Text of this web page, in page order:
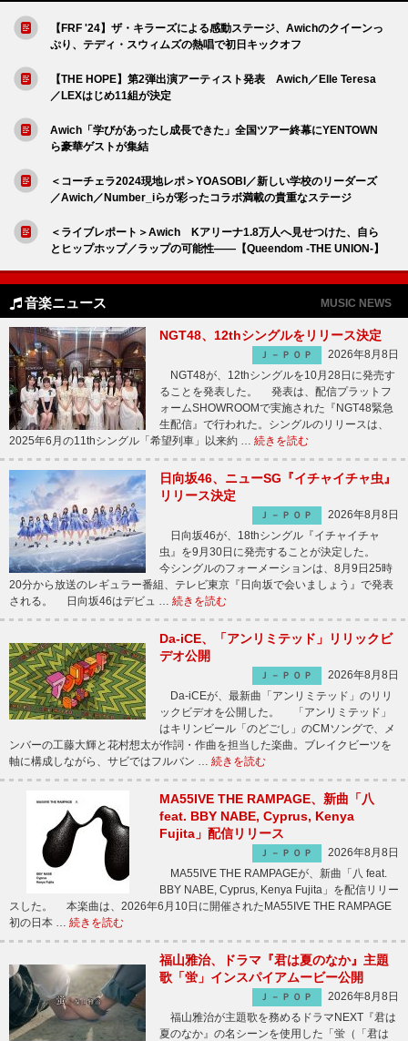
【FRF '24】ザ・キラーズによる感動ステージ、Awichのクイーンっ
ぷり、テディ・スウィムズの熱唱で初日キックオフ
【THE HOPE】第2弾出演アーティスト発表 Awich／Elle Teresa
／LEXはじめ11組が決定
Awich「学びがあったし成長できた」全国ツアー終幕にYENTOWN
ら豪華ゲストが集結
＜コーチェラ2024現地レポ＞YOASOBI／新しい学校のリーダーズ
／Awich／Number_iらが彩ったコラボ満載の貴重なステージ
＜ライブレポート＞Awich Kアリーナ1.8万人へ見せつけた、自ら
とヒップホップ／ラップの可能性――【Queendom -THE UNION-】
音楽ニュース MUSIC NEWS
NGT48、12thシングルをリリース決定
Ｊ－ＰＯＰ
2026年8月8日
NGT48が、12thシングルを10月28日に発売す
ることを発表した。 発表は、配信プラットフ
ォームSHOWROOMで実施された『NGT48緊急
生配信』で行われた。シングルのリリースは、
2025年6月の11thシングル「希望列車」以来約 … 続きを読む
日向坂46、ニューSG『イチャイチャ虫』
リリース決定
Ｊ－ＰＯＰ
2026年8月8日
日向坂46が、18thシングル『イチャイチャ
虫』を9月30日に発売することが決定した。
今シングルのフォーメーションは、8月9日25時
20分から放送のレギュラー番組、テレビ東京『日向坂で会いましょう』で発表
される。 日向坂46はデビュ … 続きを読む
Da-iCE、「アンリミテッド」リリックビ
デオ公開
Ｊ－ＰＯＰ
2026年8月8日
Da-iCEが、最新曲「アンリミテッド」のリリ
ックビデオを公開した。 「アンリミテッド」
はキリンビール「のどごし」のCMソングで、メ
ンバーの工藤大輝と花村想太が作詞・作曲を担当した楽曲。ブレイクビーツを
軸に構成しながら、サビではフルバン … 続きを読む
MA55IVE THE RAMPAGE、新曲「八
feat. BBY NABE, Cyprus, Kenya
Fujita」配信リリース
Ｊ－ＰＯＰ
2026年8月8日
MA55IVE THE RAMPAGEが、新曲「八 feat.
BBY NABE, Cyprus, Kenya Fujita」を配信リリー
スした。 本楽曲は、2026年6月10日に開催されたMA55IVE THE RAMPAGE
初の日本 … 続きを読む
福山雅治、ドラマ『君は夏のなか』主題
歌「蛍」インスパイアムービー公開
Ｊ－ＰＯＰ
2026年8月8日
福山雅治が主題歌を務めるドラマNEXT『君は
夏のなか』の名シーンを使用した「蛍（「君は